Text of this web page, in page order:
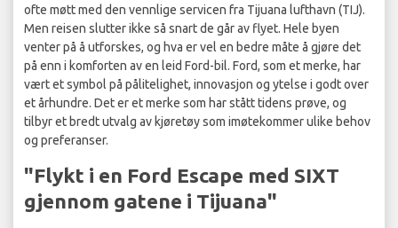
ofte møtt med den vennlige servicen fra Tijuana lufthavn (TIJ).
Men reisen slutter ikke så snart de går av flyet. Hele byen
venter på å utforskes, og hva er vel en bedre måte å gjøre det
på enn i komforten av en leid Ford-bil. Ford, som et merke, har
vært et symbol på pålitelighet, innovasjon og ytelse i godt over
et århundre. Det er et merke som har stått tidens prøve, og
tilbyr et bredt utvalg av kjøretøy som imøtekommer ulike behov
og preferanser.
"Flykt i en Ford Escape med SIXT
gjennom gatene i Tijuana"